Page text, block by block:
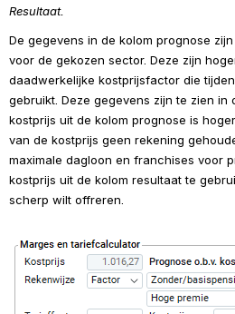
Resultaat.
De gegevens in de kolom prognose
voor de gekozen sector. Deze zijn
daadwerkelijke kostprijsfactor die
gebruikt. Deze gegevens zijn te zien in
kostprijs uit de kolom prognose is
van de kostprijs geen rekening
maximale dagloon en franchises voor
kostprijs uit de kolom resultaat te
scherp wilt offreren.
Open